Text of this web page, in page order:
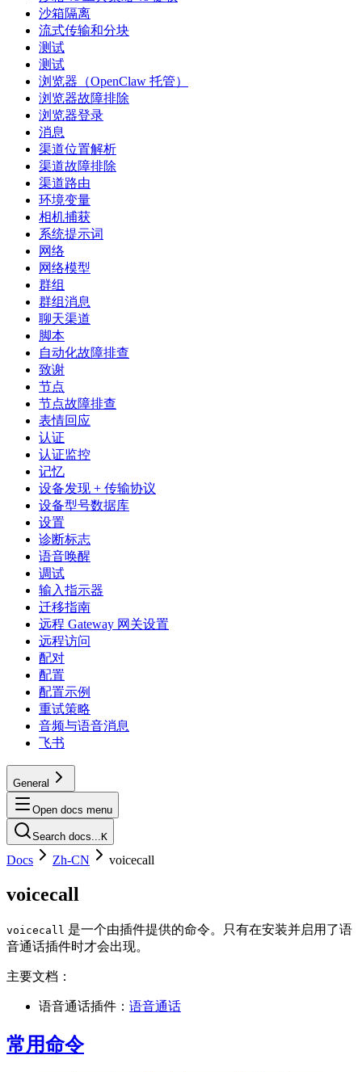
沙箱隔离
流式传输和分块
测试
测试
浏览器（OpenClaw 托管）
浏览器故障排除
浏览器登录
消息
渠道位置解析
渠道故障排除
渠道路由
环境变量
相机捕获
系统提示词
网络
网络模型
群组
群组消息
聊天渠道
脚本
自动化故障排查
致谢
节点
节点故障排查
表情回应
认证
认证监控
记忆
设备发现 + 传输协议
设备型号数据库
设置
诊断标志
语音唤醒
调试
输入指示器
迁移指南
远程 Gateway 网关设置
远程访问
配对
配置
配置示例
重试策略
音频与语音消息
飞书
General
Open docs menu
Search docs...K
Docs Zh-CN voicecall
voicecall
voicecall 是一个由插件提供的命令。只有在安装并启用了语
音通话插件时才会出现。
主要文档：
语音通话插件： 语音通话
常用命令